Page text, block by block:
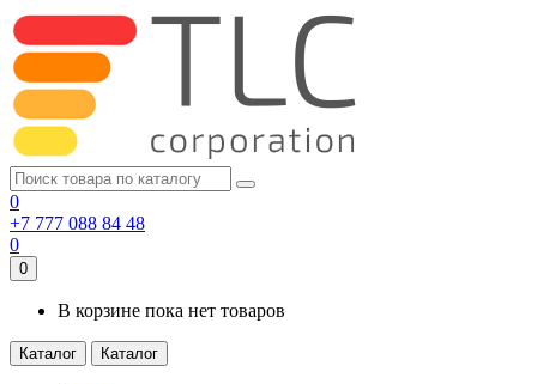
0
+7 777 088 84 48
0
0
В корзине пока нет товаров
Каталог Каталог